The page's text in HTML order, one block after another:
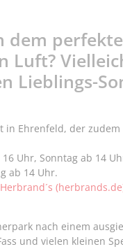
dem
Luft?
Lieblings-
in Ehrenfeld, der
Uhr, Sonntag ab 14
ab 14 Uhr.
nach einem
und vielen kleinen